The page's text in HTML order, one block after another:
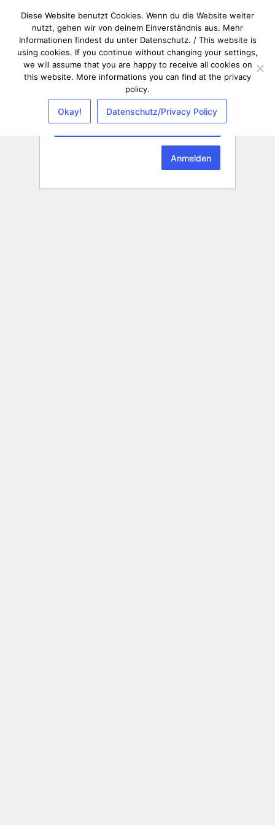
Passwort
Diese Website benutzt Cookies. Wenn du die Website weiter
nutzt, gehen wir von deinem Einverständnis aus. Mehr
Informationen findest du unter Datenschutz. / This website is
using cookies. If you continue without changing your settings,
we will assume that you are happy to receive all cookies on
this website. More informations you can find at the privacy
policy.
Okay! Datenschutz/Privacy Policy